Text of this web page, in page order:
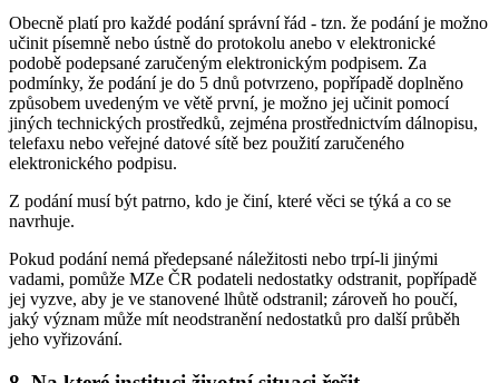
Obecně platí pro každé podání správní řád - tzn. že podání je možno
učinit písemně nebo ústně do protokolu anebo v elektronické
podobě podepsané zaručeným elektronickým podpisem. Za
podmínky, že podání je do 5 dnů potvrzeno, popřípadě doplněno
způsobem uvedeným ve větě první, je možno jej učinit pomocí
jiných technických prostředků, zejména prostřednictvím dálnopisu,
telefaxu nebo veřejné datové sítě bez použití zaručeného
elektronického podpisu.
Z podání musí být patrno, kdo je činí, které věci se týká a co se
navrhuje.
Pokud podání nemá předepsané náležitosti nebo trpí-li jinými
vadami, pomůže MZe ČR podateli nedostatky odstranit, popřípadě
jej vyzve, aby je ve stanovené lhůtě odstranil; zároveň ho poučí,
jaký význam může mít neodstranění nedostatků pro další průběh
jeho vyřizování.